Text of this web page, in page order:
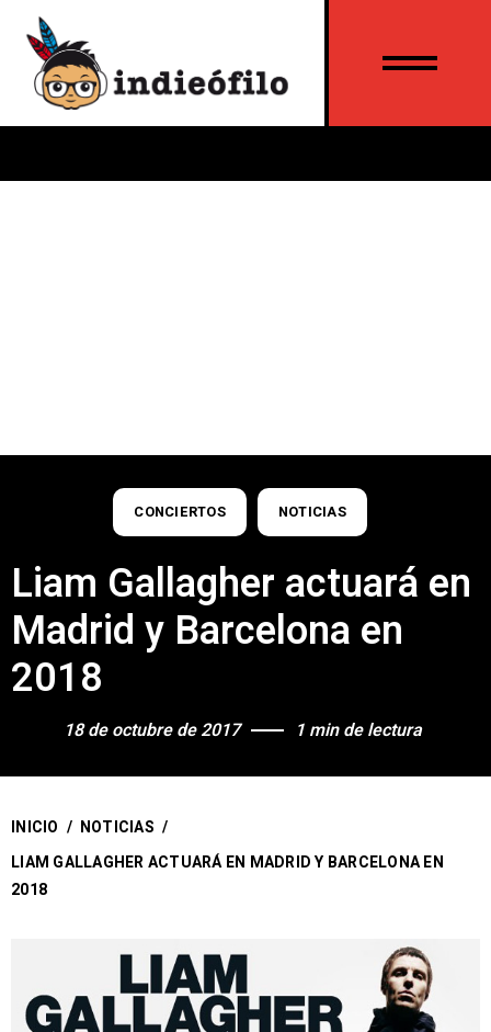
CONCIERTOS NOTICIAS
Liam Gallagher actuará en
Madrid y Barcelona en
2018
18 de octubre de 2017 1 min de lectura
INICIO / NOTICIAS /
LIAM GALLAGHER ACTUARÁ EN MADRID Y BARCELONA EN
2018